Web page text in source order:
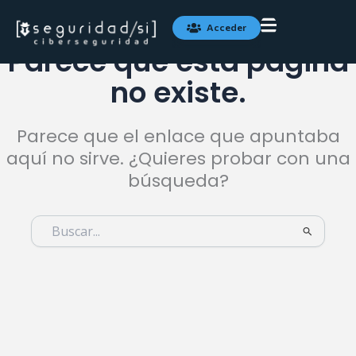
contenido
Acceder
Parece que esta página
no existe.
Parece que el enlace que apuntaba
aquí no sirve. ¿Quieres probar con una
búsqueda?
Buscar
por: